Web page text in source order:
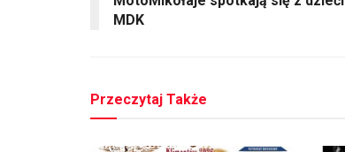
MDK
Przeczytaj Także